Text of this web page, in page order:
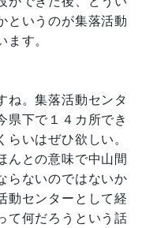
というのが集落活動
ます。
。集落活動センタ
県下で１４カ所でき
らいはぜひ欲しい。
んとの意味で中山間
らないのではないか
動センターとして経
て何だろうという話